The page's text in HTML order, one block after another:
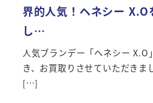
界的人気！ヘネシー X.O
し…
人気ブランデー「ヘネシー X.O
き、お買取りさせていただきま
[…]